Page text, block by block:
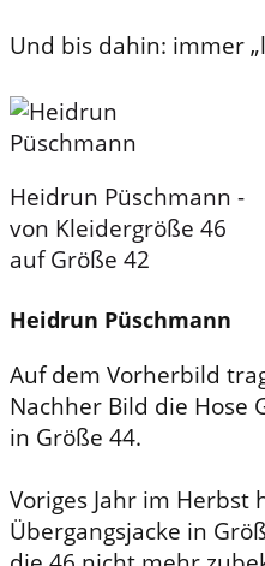
Und bis dahin: immer
Heidrun Püschmann -
von Kleidergröße 46
auf Größe 42
Heidrun Püschmann
Auf dem Vorherbild
Nachher Bild die Hose
in Größe 44.
Voriges Jahr im Herbst
Übergangsjacke in